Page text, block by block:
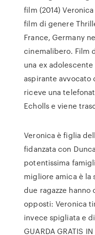
film (2014)
film di genere
France, Germany
cinemalibero. Film
una ex
aspirante avvocato
riceve una
Echolls e viene
Veronica è figlia
fidanzata con
potentissima
migliore amica è la
due ragazze
opposti: Veronica
invece spigliata e
GUARDA GRATIS